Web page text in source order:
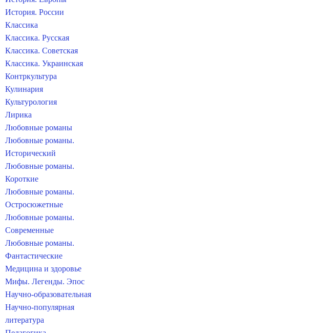
История. России
Классика
Классика. Русская
Классика. Советская
Классика. Украинская
Контркультура
Кулинария
Культурология
Лирика
Любовные романы
Любовные романы.
Исторический
Любовные романы.
Короткие
Любовные романы.
Остросюжетные
Любовные романы.
Современные
Любовные романы.
Фантастические
Медицина и здоровье
Мифы. Легенды. Эпос
Научно-образовательная
Научно-популярная
литература